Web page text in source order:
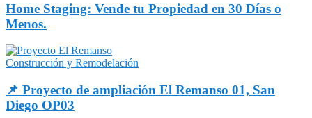
Home Staging: Vende tu Propiedad en 30 Días o
Menos.
Construcción y Remodelación
📌 Proyecto de ampliación El Remanso 01, San
Diego OP03